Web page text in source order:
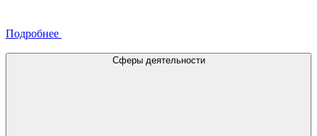
Подробнее
Сферы деятельности